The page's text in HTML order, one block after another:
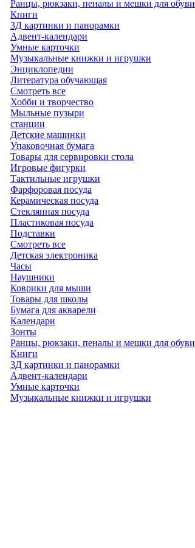
Ранцы, рюкзаки, пеналы и мешки для обуви
Книги
3Д картинки и панорамки
Адвент-календари
Умные карточки
Музыкальные книжки и игрушки
Энциклопедии
Литература обучающая
Смотреть все
Хобби и творчество
Мыльные пузыри
станции
Детские машинки
Упаковочная бумага
Товары для сервировки стола
Игровые фигурки
Тактильные игрушки
Фарфоровая посуда
Керамическая посуда
Стеклянная посуда
Пластиковая посуда
Подставки
Смотреть все
Детская электроника
Часы
Наушники
Коврики для мыши
Товары для школы
Бумага для акварели
Календари
Зонты
Ранцы, рюкзаки, пеналы и мешки для обуви
Книги
3Д картинки и панорамки
Адвент-календари
Умные карточки
Музыкальные книжки и игрушки